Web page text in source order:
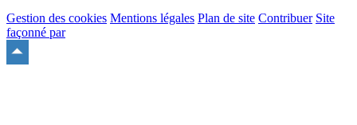
Gestion des cookies Mentions légales Plan de site Contribuer Site
façonné par